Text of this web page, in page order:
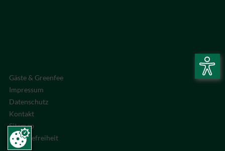
Gäste & Greenfee
Impressum
Datenschutz
Kontakt
Sitemap
Barrierefreiheit